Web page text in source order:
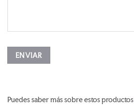
Puedes saber más sobre estos productos